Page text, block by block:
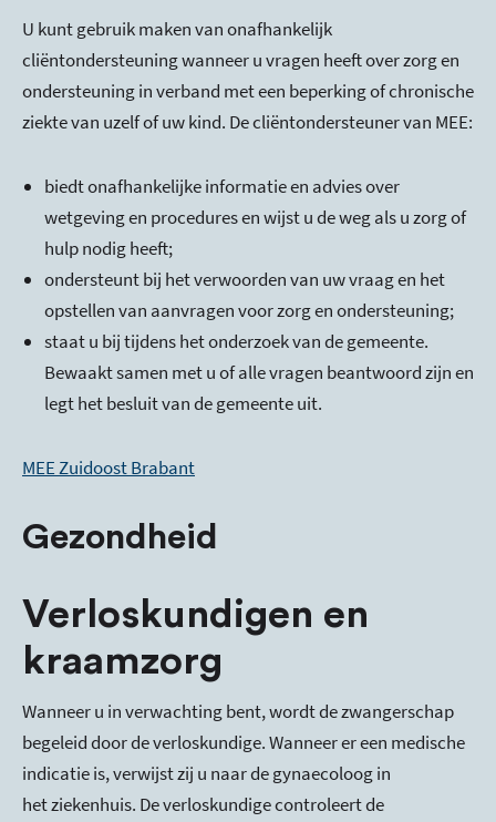
U kunt gebruik maken van onafhankelijk
cliëntondersteuning wanneer u vragen heeft over zorg en
ondersteuning in verband met een beperking of chronische
ziekte van uzelf of uw kind. De cliëntondersteuner van MEE:
biedt onafhankelijke informatie en advies over
wetgeving en procedures en wijst u de weg als u zorg of
hulp nodig heeft;
ondersteunt bij het verwoorden van uw vraag en het
opstellen van aanvragen voor zorg en ondersteuning;
staat u bij tijdens het onderzoek van de gemeente.
Bewaakt samen met u of alle vragen beantwoord zijn en
legt het besluit van de gemeente uit.
MEE Zuidoost Brabant
Gezondheid
Verloskundigen en
kraamzorg
Wanneer u in verwachting bent, wordt de zwangerschap
begeleid door de verloskundige. Wanneer er een medische
indicatie is, verwijst zij u naar de gynaecoloog in
het ziekenhuis. De verloskundige controleert de